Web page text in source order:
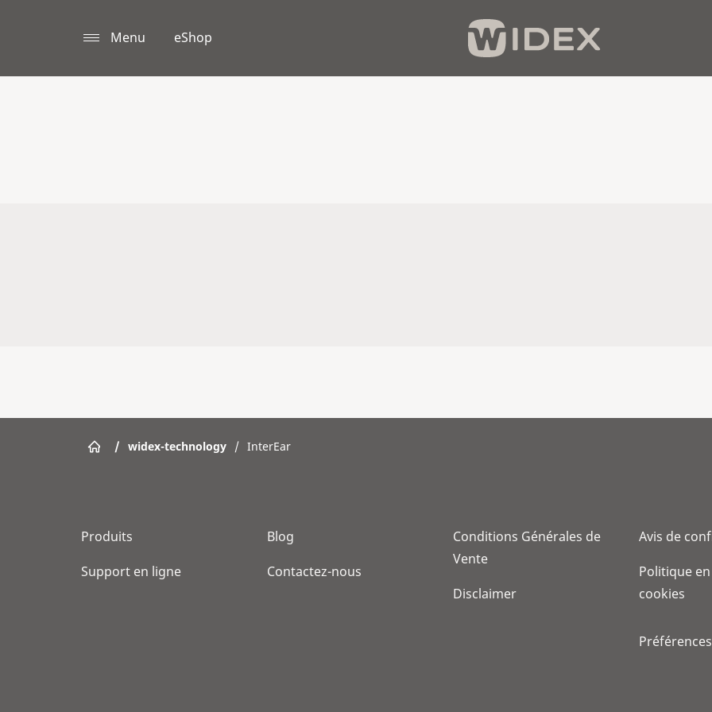
Menu eShop
/ widex-technology / InterEar
Produits
Support en ligne
Blog
Contactez-nous
Conditions Générales de
Vente
Disclaimer
Avis de
Politique
cookies